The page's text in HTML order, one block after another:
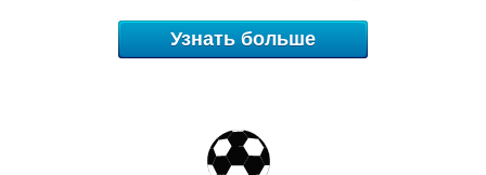
Узнать больше